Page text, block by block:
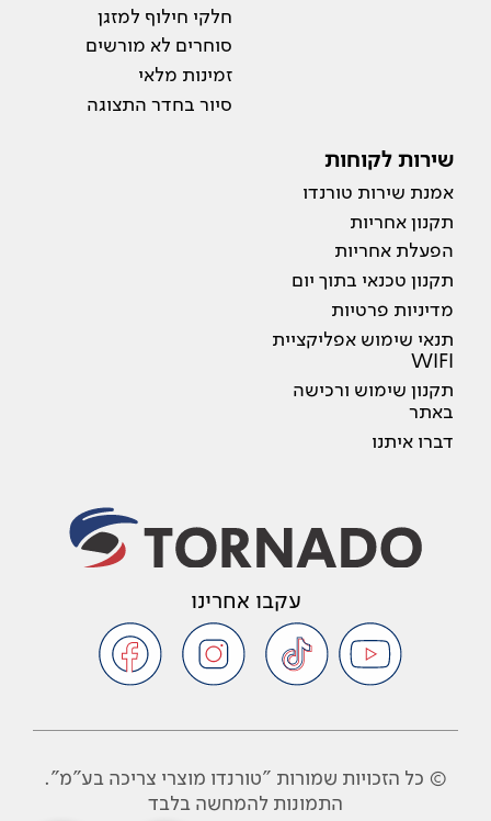
חלקי חילוף למזגן
סוחרים לא מורשים
זמינות מלאי
סיור בחדר התצוגה
שירות לקוחות
אמנת שירות טורנדו
תקנון אחריות
הפעלת אחריות
תקנון טכנאי בתוך יום
מדיניות פרטיות
תנאי שימוש אפליקציית
WIFI
תקנון שימוש ורכישה
באתר
דברו איתנו
עקבו אחרינו
© כל הזכויות שמורות "טורנדו מוצרי צריכה בע"מ".
התמונות להמחשה בלבד